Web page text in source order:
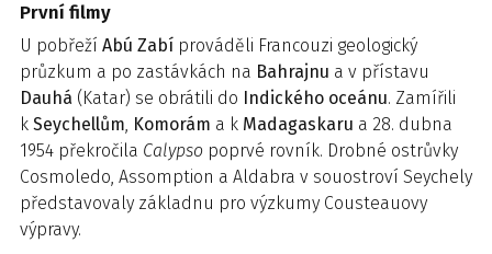
První filmy
U pobřeží Abú Zabí prováděli Francouzi geologický
průzkum a po zastávkách na Bahrajnu a v přístavu
Dauhá (Katar) se obrátili do Indického oceánu. Zamířili
k Seychellům, Komorám a k Madagaskaru a 28. dubna
1954 překročila Calypso poprvé rovník. Drobné ostrůvky
Cosmoledo, Assomption a Aldabra v souostroví Seychely
představovaly základnu pro výzkumy Cousteauovy
výpravy.